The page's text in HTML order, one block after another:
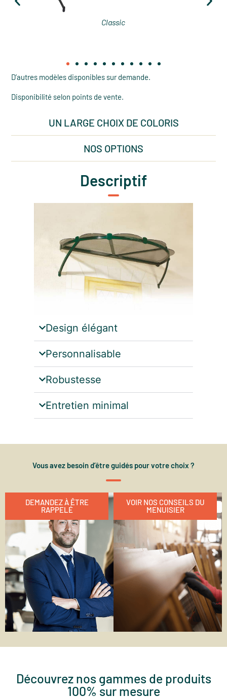
UN LARGE CHOIX DE COLORIS
NOS OPTIONS
Classic
D’autres modèles disponibles sur demande.
Disponibilité selon points de vente.
Descriptif
Design élégant
Personnalisable
Robustesse
Entretien minimal
Vous avez besoin d’être guidés pour votre choix ?
DEMANDEZ À ÊTRE
RAPPELÉ
VOIR NOS CONSEILS DU
MENUISIER
Découvrez nos gammes de produits
100% sur mesure